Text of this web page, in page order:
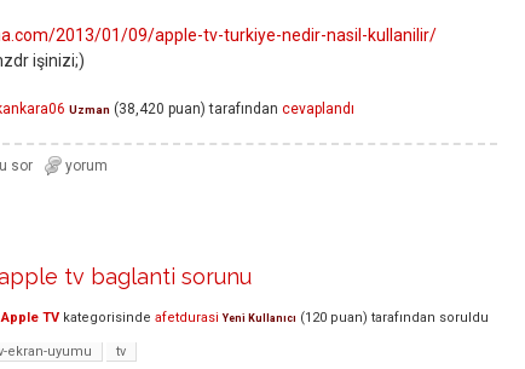
2013/01/09/apple-tv-turkiye-nedir-nasil-kullanilir/
işinizi;)
Uzman (38,420 puan) tarafından cevaplandı
tv baglanti sorunu
Apple TV kategorisinde afetdurasi Yeni Kullanıcı (120 puan) tarafından soruldu
ekran-uyumu tv